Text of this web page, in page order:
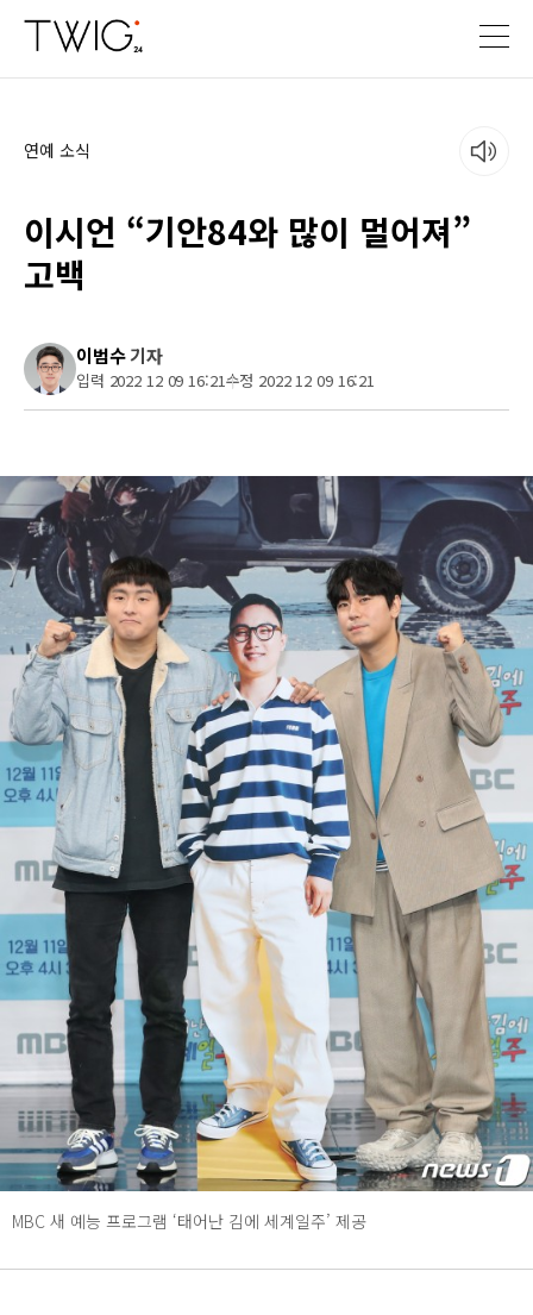
연예 소식
이시언 “기안84와 많이 멀어져”
고백
이범수기자
입력 2022 12 09 16:21수정 2022 12 09 16:21
MBC 새 예능 프로그램 ‘태어난 김에 세계일주’ 제공